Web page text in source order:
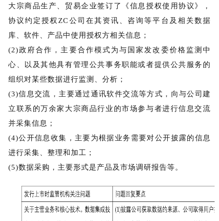
大宗商品生产、贸易企业签订了《信息授权使用协议》，
协议约定授权ZC公司在其资讯、咨询等平台及相关数据
库、软件、产品中使用授权方相关信息；
(2)政府合作，主要合作模式为与国家发改委价格监测中
心、以及其他具有管理公共事务职能或者提供公共服务的
组织对某些数据进行监测、分析；
(3)信息交流，主要通过通讯软件交流等方式，向与公司建
立联系的万余家大宗商品行业的市场参与者进行信息交流
并采集信息；
(4)公开信息收集，主要为根据业务需要对公开披露的信息
进行采集、整理和加工；
(5)数据采购，主要形式是产品及市场调研报告等。